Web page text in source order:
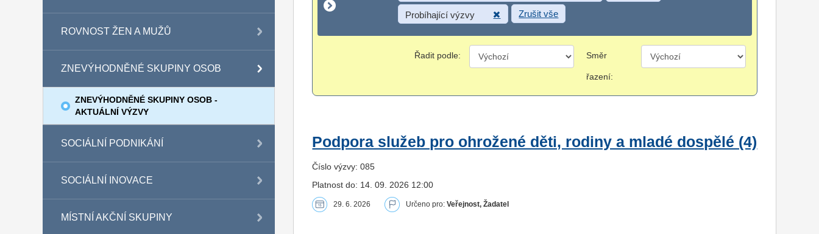
ROVNOST ŽEN A MUŽŮ
ZNEVÝHODNĚNÉ SKUPINY OSOB
ZNEVÝHODNĚNÉ SKUPINY OSOB -
AKTUÁLNÍ VÝZVY
SOCIÁLNÍ PODNIKÁNÍ
SOCIÁLNÍ INOVACE
MÍSTNÍ AKČNÍ SKUPINY
Probíhající výzvy Zrušit vše
Řadit podle: Směr
řazení:
Podpora služeb pro ohrožené děti, rodiny a mladé dospělé (4)
Číslo výzvy: 085
Platnost do: 14. 09. 2026 12:00
29. 6. 2026 Určeno pro:Veřejnost, Žadatel